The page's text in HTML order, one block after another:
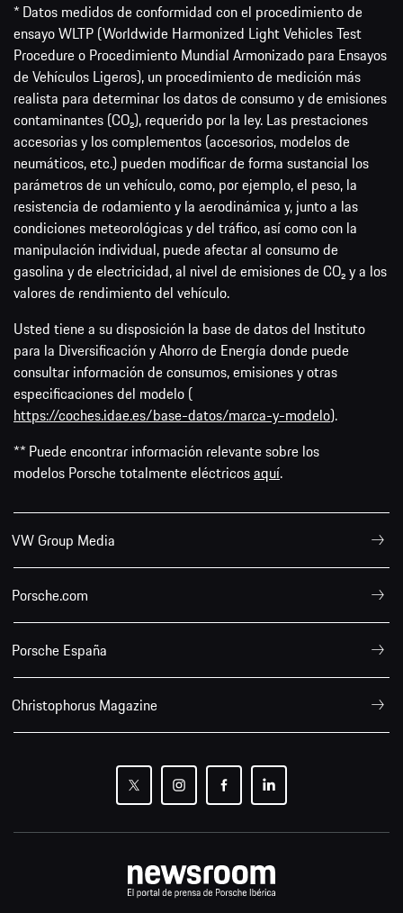
* Datos medidos de conformidad con el procedimiento de
ensayo WLTP (Worldwide Harmonized Light Vehicles Test
Procedure o Procedimiento Mundial Armonizado para Ensayos
de Vehículos Ligeros), un procedimiento de medición más
realista para determinar los datos de consumo y de emisiones
contaminantes (CO₂), requerido por la ley. Las prestaciones
accesorias y los complementos (accesorios, modelos de
neumáticos, etc.) pueden modificar de forma sustancial los
parámetros de un vehículo, como, por ejemplo, el peso, la
resistencia de rodamiento y la aerodinámica y, junto a las
condiciones meteorológicas y del tráfico, así como con la
manipulación individual, puede afectar al consumo de
gasolina y de electricidad, al nivel de emisiones de CO₂ y a los
valores de rendimiento del vehículo.
Usted tiene a su disposición la base de datos del Instituto
para la Diversificación y Ahorro de Energía donde puede
consultar información de consumos, emisiones y otras
especificaciones del modelo (
https://coches.idae.es/base-datos/marca-y-modelo).
** Puede encontrar información relevante sobre los
modelos Porsche totalmente eléctricosaquí.
VW Group Media
Porsche.com
Porsche España
Christophorus Magazine